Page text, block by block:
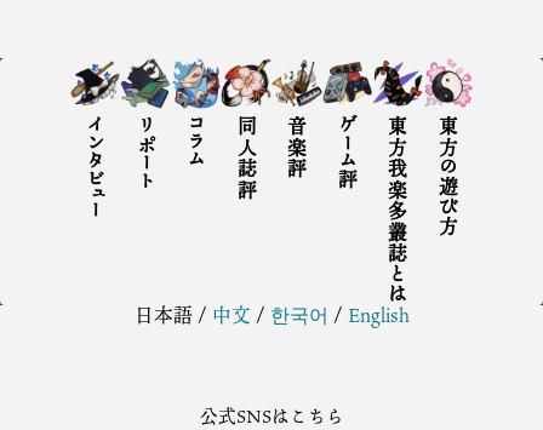
インタビュー リポート コラム 同人誌評 音楽評 ゲーム評 東方我楽多叢誌とは 東方の遊び方
日本語/ 中文 / 한국어 / English
公式SNSはこちら